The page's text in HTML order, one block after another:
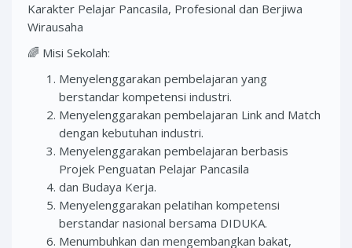
Karakter Pelajar Pancasila, Profesional dan Berjiwa
Wirausaha
🌈 Misi Sekolah:
Menyelenggarakan pembelajaran yang
berstandar kompetensi industri.
Menyelenggarakan pembelajaran Link and Match
dengan kebutuhan industri.
Menyelenggarakan pembelajaran berbasis
Projek Penguatan Pelajar Pancasila
dan Budaya Kerja.
Menyelenggarakan pelatihan kompetensi
berstandar nasional bersama DIDUKA.
Menumbuhkan dan mengembangkan bakat,